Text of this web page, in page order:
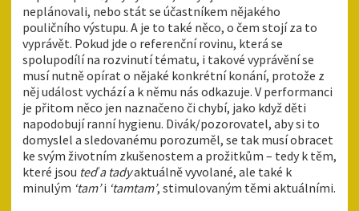
neplánovali, nebo stát se účastníkem nějakého
pouličního výstupu. A je to také něco, o čem stojí za to
vyprávět. Pokud jde o referenční rovinu, která se
spolupodílí na rozvinutí tématu, i takové vyprávění se
musí nutně opírat o nějaké konkrétní konání, protože z
něj událost vychází a k němu nás odkazuje. V performanci
je přitom něco jen naznačeno či chybí, jako když děti
napodobují ranní hygienu. Divák/pozorovatel, aby si to
domyslel a sledovanému porozuměl, se tak musí obracet
ke svým životním zkušenostem a prožitkům – tedy k těm,
které jsou teď a tadyaktuálně vyvolané, ale také k
minulým ‘tam’i ‘tamtam’, stimulovaným těmi aktuálními.